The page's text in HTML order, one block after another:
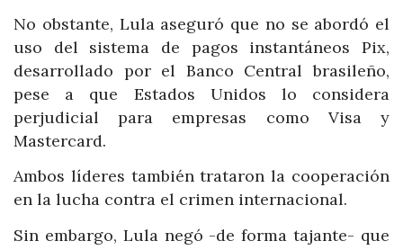
No obstante, Lula aseguró que no se abordó el
uso del sistema de pagos instantáneos Pix,
desarrollado por el Banco Central brasileño,
pese a que Estados Unidos lo considera
perjudicial para empresas como Visa y
Mastercard.
Ambos líderes también trataron la cooperación
en la lucha contra el crimen internacional.
Sin embargo, Lula negó -de forma tajante- que